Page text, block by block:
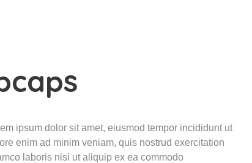
ipsum dolor sit amet, eiusmod tempor incididunt ut
enim ad minim veniam, quis nostrud exercitation
laboris nisi ut aliquip ex ea commodo